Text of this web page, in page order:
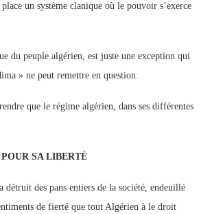
un système clanique où le pouvoir s’exerce
du peuple algérien, est juste une exception qui
» ne peut remettre en question.
que le régime algérien, dans ses différentes
SA LIBERTÉ
des pans entiers de la société, endeuillé
de fierté que tout Algérien à le droit